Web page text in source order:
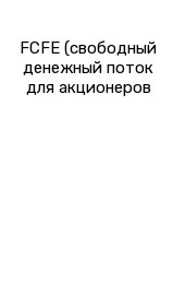
FCFE (свободный
денежный поток
для акционеров